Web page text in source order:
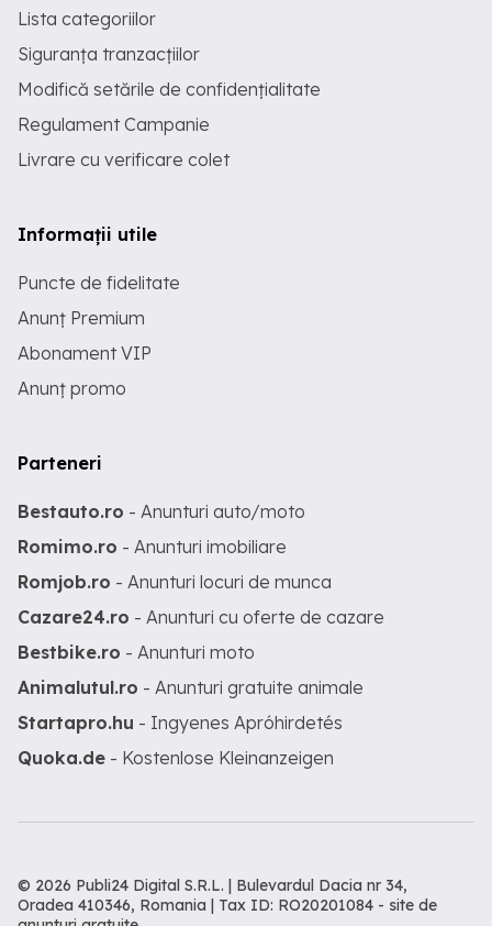
Lista categoriilor
Siguranța tranzacțiilor
Modifică setările de confidențialitate
Regulament Campanie
Livrare cu verificare colet
Informații utile
Puncte de fidelitate
Anunț Premium
Abonament VIP
Anunț promo
Parteneri
Bestauto.ro - Anunturi auto/moto
Romimo.ro - Anunturi imobiliare
Romjob.ro - Anunturi locuri de munca
Cazare24.ro - Anunturi cu oferte de cazare
Bestbike.ro - Anunturi moto
Animalutul.ro - Anunturi gratuite animale
Startapro.hu - Ingyenes Apróhirdetés
Quoka.de - Kostenlose Kleinanzeigen
© 2026 Publi24 Digital S.R.L. | Bulevardul Dacia nr 34,
Oradea 410346, Romania | Tax ID: RO20201084 - site de